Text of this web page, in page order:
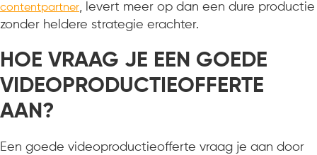
contentpartner, levert meer op dan een dure productie
zonder heldere strategie erachter.
HOE VRAAG JE EEN GOEDE
VIDEOPRODUCTIEOFFERTE
AAN?
Een goede videoproductieofferte vraag je aan door